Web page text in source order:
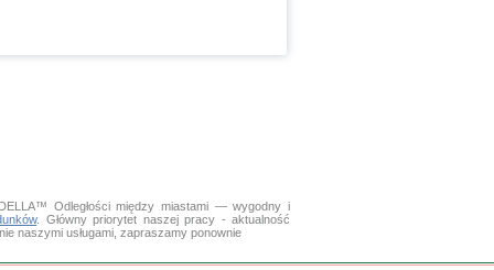
Odległości między miastami — wygodny i
. Główny priorytet naszej pracy - aktualność
naszymi usługami, zapraszamy ponownie